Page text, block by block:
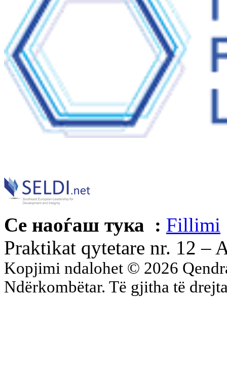
Се наоѓаш тука : Fillimi
Praktikat qytetare nr. 12 –
Kopjimi ndalohet © 2026
Ndërkombëtar. Të gjitha të